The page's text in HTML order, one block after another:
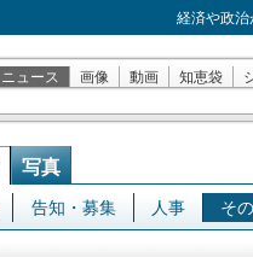
経済や政
ニュース 画像 動画 知恵袋
写真
告知・募集 人事 そ